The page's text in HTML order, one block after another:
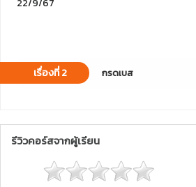
22/9/67
เรื่องที่ 2 กรดเบส
รีวิวคอร์สจากผู้เรียน